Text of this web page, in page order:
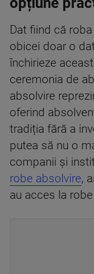
Dat fiind că
obicei doar o
închirieze
ceremonia de
absolvire
oferind
tradiția fără a
putea să nu o
companii și
robe absolvire,
au acces la